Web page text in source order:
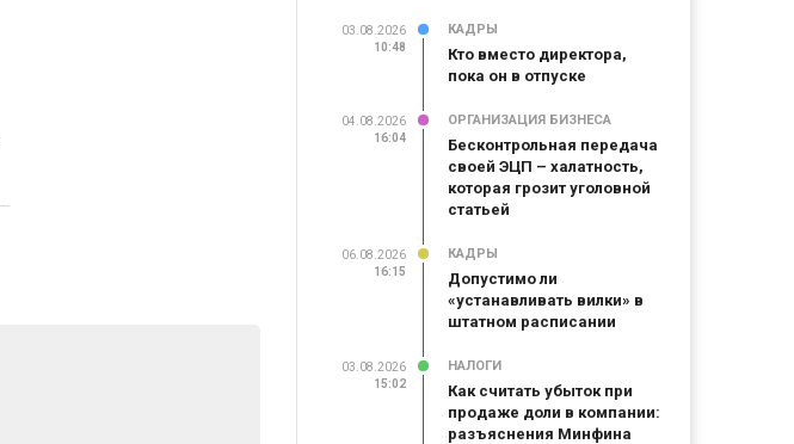
03.08.2026
10:48
КАДРЫ
Кто вместо директора,
пока он в отпуске
04.08.2026
16:04
ОРГАНИЗАЦИЯ БИЗНЕСА
Бесконтрольная передача
своей ЭЦП – халатность,
которая грозит уголовной
статьей
06.08.2026
16:15
КАДРЫ
Допустимо ли
«устанавливать вилки» в
штатном расписании
03.08.2026
15:02
НАЛОГИ
Как считать убыток при
продаже доли в компании:
разъяснения Минфина